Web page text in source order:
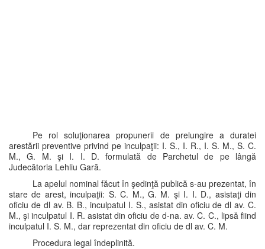
Pe rol soluţionarea propunerii de prelungire a duratei
arestării preventive privind pe inculpaţii: I. S., I. R., I. S. M., S. C.
M., G. M. şi I. I. D. formulată de Parchetul de pe lângă
Judecătoria Lehliu Gară.
La apelul nominal făcut în şedinţă publică s-au prezentat, în
stare de arest, inculpaţii: S. C. M., G. M. şi I. I. D., asistaţi din
oficiu de dl av. B. B., inculpatul I. S., asistat din oficiu de dl av. C.
M., şi inculpatul I. R. asistat din oficiu de d-na. av. C. C., lipsă fiind
inculpatul I. S. M., dar reprezentat din oficiu de dl av. C. M.
Procedura legal îndeplinită.